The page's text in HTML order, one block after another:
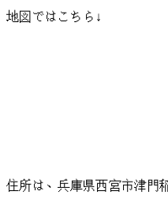
地図ではこちら↓
住所は、兵庫県西宮市津門